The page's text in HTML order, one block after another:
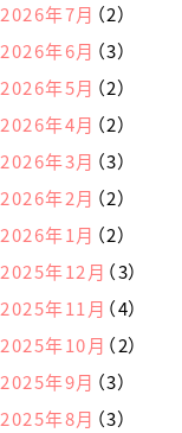
2026年7月 （2）
2026年6月 （3）
2026年5月 （2）
2026年4月 （2）
2026年3月 （3）
2026年2月 （2）
2026年1月 （2）
2025年12月 （3）
2025年11月 （4）
2025年10月 （2）
2025年9月 （3）
2025年8月 （3）